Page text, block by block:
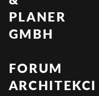
PLANER
GMBH
FORUM
ARCHITEKCI